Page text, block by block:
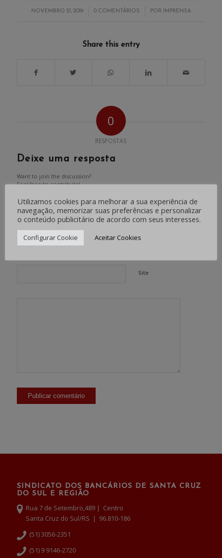
NOVEMBRO 21, 2019
/ 0 COMENTÁRIOS
/ POR IMPRENSA
Share this entry
0
RESPOSTAS
Deixe uma resposta
Want to join the discussion?
Feel free to contribute!
Nome*
E-mail
Site
SINDICATO DOS BANCÁRIOS DE SANTA CRUZ
DO SUL E REGIÃO
Rua 7 de Setembro,489 | Centro
Santa Cruz do Sul/RS | 96.810-186
(51) 3056-2351
(51) 9 9146-2720
Utilizamos cookies para melhorar a sua experiência de
navegação, memorizar suas preferências e personalizar
o conteúdo publicitário de acordo com seus interesses.
Configurar Cookie Aceitar Cookies